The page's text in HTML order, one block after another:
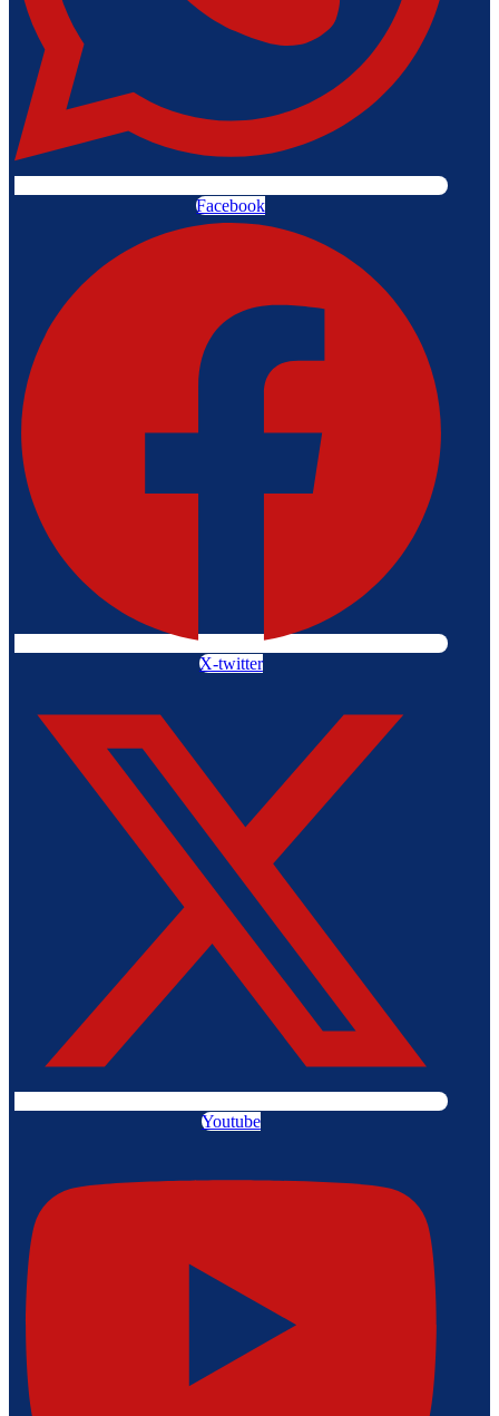
Facebook
X-twitter
Youtube